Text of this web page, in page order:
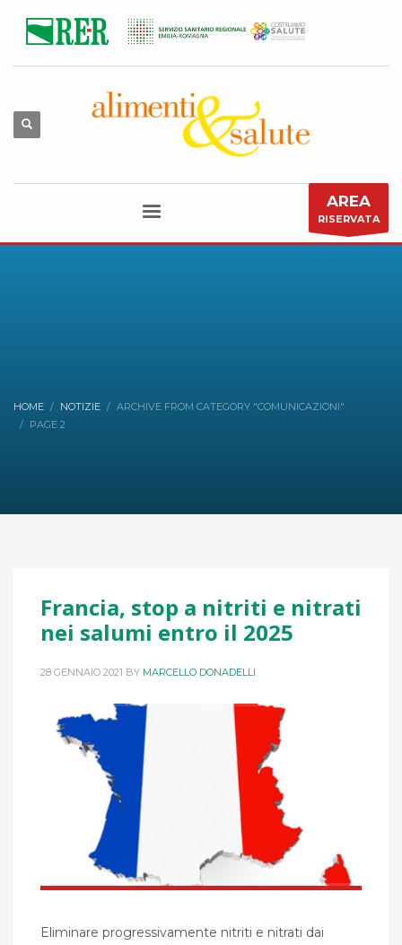
AREA
RISERVATA
HOME NOTIZIE
ARCHIVE FROM CATEGORY "COMUNICAZIONI"
PAGE 2
Francia, stop a nitriti e nitrati
nei salumi entro il 2025
28 GENNAIO 2021 BY MARCELLO DONADELLI
Eliminare progressivamente nitriti e nitrati dai